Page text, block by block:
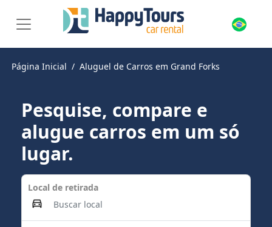
Página Inicial Aluguel de Carros em Grand Forks
Pesquise, compare e
alugue carros em um só
lugar.
Local de retirada